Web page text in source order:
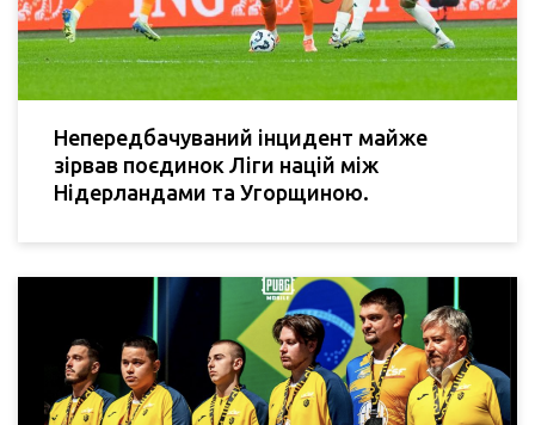
Непередбачуваний інцидент майже
зірвав поєдинок Ліги націй між
Нідерландами та Угорщиною.